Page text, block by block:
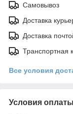
Самовывоз
Доставка
Доставка
Транспортная
Все условия
Условия оплаты